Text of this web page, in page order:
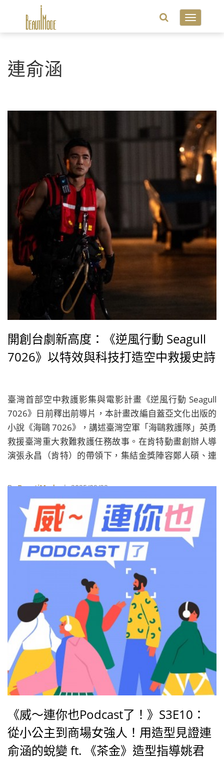
Toggle
連俞涵
開創台劇新高度：《逆風行動 Seagull
7026》以特效與科技打造空中救援史詩
臺灣首部空中救護影集與電影計畫《逆風行動 Seagull
7026》日前釋出前導片，本計畫改編自蓋亞文化出版的
小說《海鷗 7026》，講述臺灣空軍「海鷗救護隊」英勇
救援臺灣重大救難救護任務故事。在肯特動畫創辦人導
演張永昌（肯特）的帶領下，集結金獎陣容鄭人碩、連
等，打造熱血感動的勵志作品。
ByBeautiMode| 2025/09/22
《威～連你也Podcast了！》S3E10：
從小公主到商場女強人！用造型見證連
俞涵的蛻變 ft. 《茶金》造型指導姚君